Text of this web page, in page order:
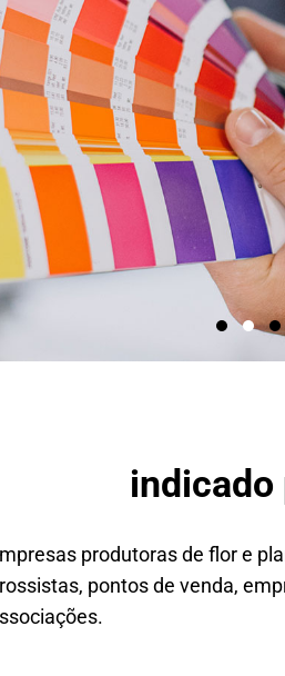
indicado
produtoras de flor e
pontos de venda,